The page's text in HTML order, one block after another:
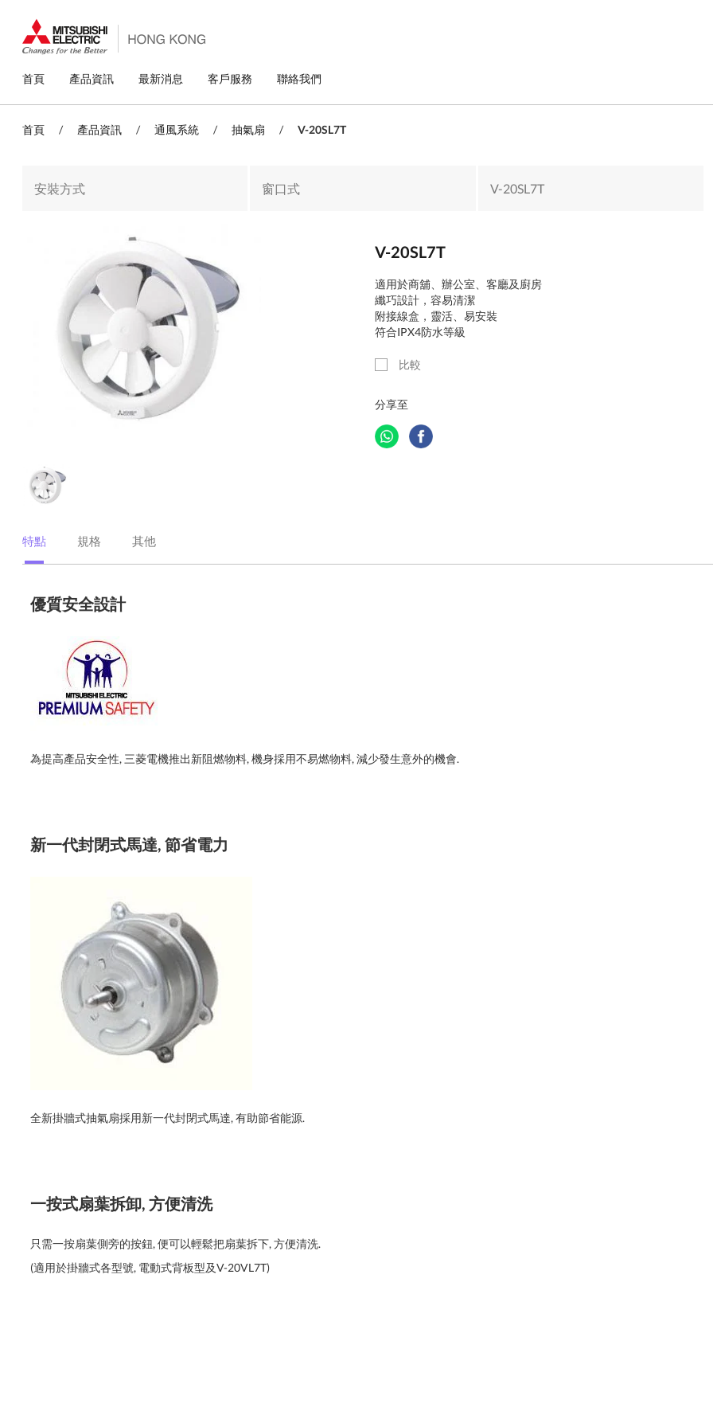
主
導
覽
首頁 產品資訊 最新消息 客戶服務 聯絡我們
首頁 / 產品資訊 / 通風系統 / 抽氣扇 / V-20SL7T
安裝方式 窗口式 V-20SL7T
V-20SL7T
適用於商舖、辦公室、客廳及廚房
纖巧設計，容易清潔
附接線盒，靈活、易安裝
符合IPX4防水等級
比較
分享至
特點 規格 其他
優質安全設計
為提高產品安全性, 三菱電機推出新阻燃物料, 機身採用不易燃物料, 減少發生意外的機會.
新一代封閉式馬達, 節省電力
全新掛牆式抽氣扇採用新一代封閉式馬達, 有助節省能源.
一按式扇葉拆卸, 方便清洗
只需一按扇葉側旁的按鈕, 便可以輕鬆把扇葉拆下, 方便清洗.
(適用於掛牆式各型號, 電動式背板型及V-20VL7T)